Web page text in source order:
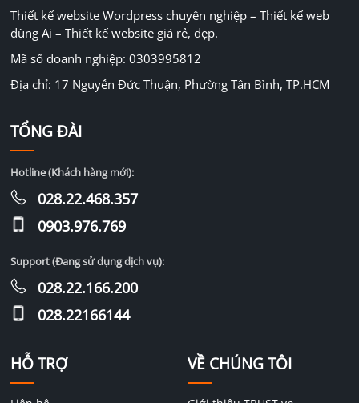
Thiết kế website Wordpress chuyên nghiệp – Thiết kế web
dùng Ai – Thiết kế website giá rẻ, đẹp.
Mã số doanh nghiệp: 0303995812
Địa chỉ: 17 Nguyễn Đức Thuận, Phường Tân Bình, TP.HCM
HỖ TRỢ VỀ CHÚNG TÔI
TỔNG ĐÀI
Hotline (Khách hàng mới):
028.22.468.357
0903.976.769
Support (Đang sử dụng dịch vụ):
028.22.166.200
028.22166144